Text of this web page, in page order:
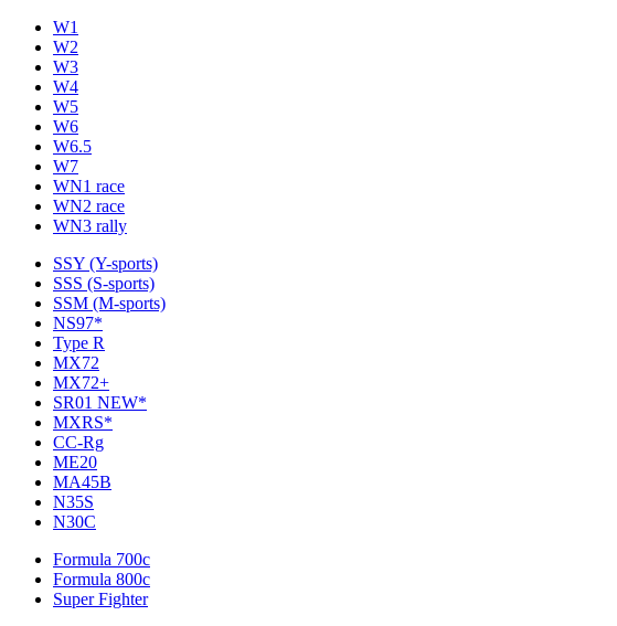
W1
W2
W3
W4
W5
W6
W6.5
W7
WN1 race
WN2 race
WN3 rally
SSY (Y-sports)
SSS (S-sports)
SSM (M-sports)
NS97*
Type R
MX72
MX72+
SR01 NEW*
MXRS*
CC-Rg
ME20
MA45B
N35S
N30C
Formula 700c
Formula 800c
Super Fighter